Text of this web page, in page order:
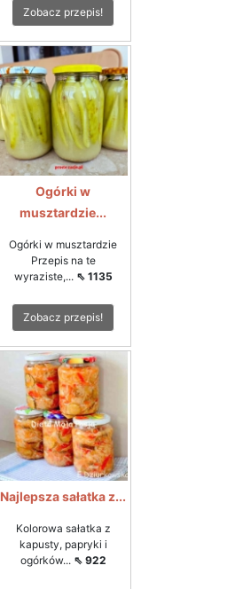
Zobacz przepis!
Ogórki w
musztardzie...
Ogórki w musztardzie
Przepis na te
wyraziste,... ⇖ 1135
Zobacz przepis!
Najlepsza sałatka z...
Kolorowa sałatka z
kapusty, papryki i
ogórków... ⇖ 922